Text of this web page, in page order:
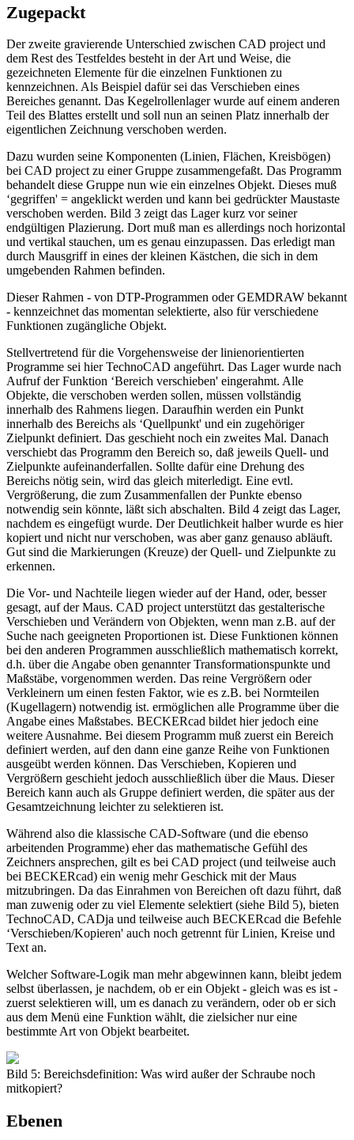
Zugepackt
Der zweite gravierende Unterschied zwischen CAD project und
dem Rest des Testfeldes besteht in der Art und Weise, die
gezeichneten Elemente für die einzelnen Funktionen zu
kennzeichnen. Als Beispiel dafür sei das Verschieben eines
Bereiches genannt. Das Kegelrollenlager wurde auf einem anderen
Teil des Blattes erstellt und soll nun an seinen Platz innerhalb der
eigentlichen Zeichnung verschoben werden.
Dazu wurden seine Komponenten (Linien, Flächen, Kreisbögen)
bei CAD project zu einer Gruppe zusammengefaßt. Das Programm
behandelt diese Gruppe nun wie ein einzelnes Objekt. Dieses muß
‘gegriffen' = angeklickt werden und kann bei gedrückter Maustaste
verschoben werden. Bild 3 zeigt das Lager kurz vor seiner
endgültigen Plazierung. Dort muß man es allerdings noch horizontal
und vertikal stauchen, um es genau einzupassen. Das erledigt man
durch Mausgriff in eines der kleinen Kästchen, die sich in dem
umgebenden Rahmen befinden.
Dieser Rahmen - von DTP-Programmen oder GEMDRAW bekannt
- kennzeichnet das momentan selektierte, also für verschiedene
Funktionen zugängliche Objekt.
Stellvertretend für die Vorgehensweise der linienorientierten
Programme sei hier TechnoCAD angeführt. Das Lager wurde nach
Aufruf der Funktion ‘Bereich verschieben' eingerahmt. Alle
Objekte, die verschoben werden sollen, müssen vollständig
innerhalb des Rahmens liegen. Daraufhin werden ein Punkt
innerhalb des Bereichs als ‘Quellpunkt' und ein zugehöriger
Zielpunkt definiert. Das geschieht noch ein zweites Mal. Danach
verschiebt das Programm den Bereich so, daß jeweils Quell- und
Zielpunkte aufeinanderfallen. Sollte dafür eine Drehung des
Bereichs nötig sein, wird das gleich miterledigt. Eine evtl.
Vergrößerung, die zum Zusammenfallen der Punkte ebenso
notwendig sein könnte, läßt sich abschalten. Bild 4 zeigt das Lager,
nachdem es eingefügt wurde. Der Deutlichkeit halber wurde es hier
kopiert und nicht nur verschoben, was aber ganz genauso abläuft.
Gut sind die Markierungen (Kreuze) der Quell- und Zielpunkte zu
erkennen.
Die Vor- und Nachteile liegen wieder auf der Hand, oder, besser
gesagt, auf der Maus. CAD project unterstützt das gestalterische
Verschieben und Verändern von Objekten, wenn man z.B. auf der
Suche nach geeigneten Proportionen ist. Diese Funktionen können
bei den anderen Programmen ausschließlich mathematisch korrekt,
d.h. über die Angabe oben genannter Transformationspunkte und
Maßstäbe, vorgenommen werden. Das reine Vergrößern oder
Verkleinern um einen festen Faktor, wie es z.B. bei Normteilen
(Kugellagern) notwendig ist. ermöglichen alle Programme über die
Angabe eines Maßstabes. BECKERcad bildet hier jedoch eine
weitere Ausnahme. Bei diesem Programm muß zuerst ein Bereich
definiert werden, auf den dann eine ganze Reihe von Funktionen
ausgeübt werden können. Das Verschieben, Kopieren und
Vergrößern geschieht jedoch ausschließlich über die Maus. Dieser
Bereich kann auch als Gruppe definiert werden, die später aus der
Gesamtzeichnung leichter zu selektieren ist.
Während also die klassische CAD-Software (und die ebenso
arbeitenden Programme) eher das mathematische Gefühl des
Zeichners ansprechen, gilt es bei CAD project (und teilweise auch
bei BECKERcad) ein wenig mehr Geschick mit der Maus
mitzubringen. Da das Einrahmen von Bereichen oft dazu führt, daß
man zuwenig oder zu viel Elemente selektiert (siehe Bild 5), bieten
TechnoCAD, CADja und teilweise auch BECKERcad die Befehle
‘Verschieben/Kopieren' auch noch getrennt für Linien, Kreise und
Text an.
Welcher Software-Logik man mehr abgewinnen kann, bleibt jedem
selbst überlassen, je nachdem, ob er ein Objekt - gleich was es ist -
zuerst selektieren will, um es danach zu verändern, oder ob er sich
aus dem Menü eine Funktion wählt, die zielsicher nur eine
bestimmte Art von Objekt bearbeitet.
Bild 5: Bereichsdefinition: Was wird außer der Schraube noch
mitkopiert?
Ebenen